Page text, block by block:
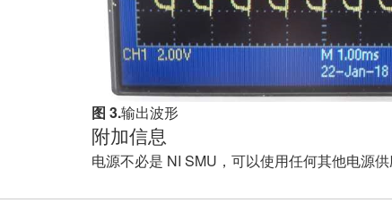
图 3.输出波形
附加信息
电源不必是 NI SMU，可以使用任何其他电源